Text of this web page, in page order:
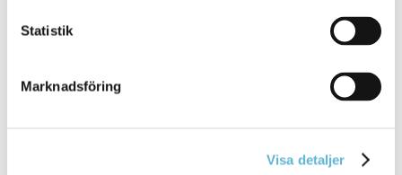
Statistik
Marknadsföring
Visa detaljer
Besöksadress
Box 18, 295 21 Bromölla